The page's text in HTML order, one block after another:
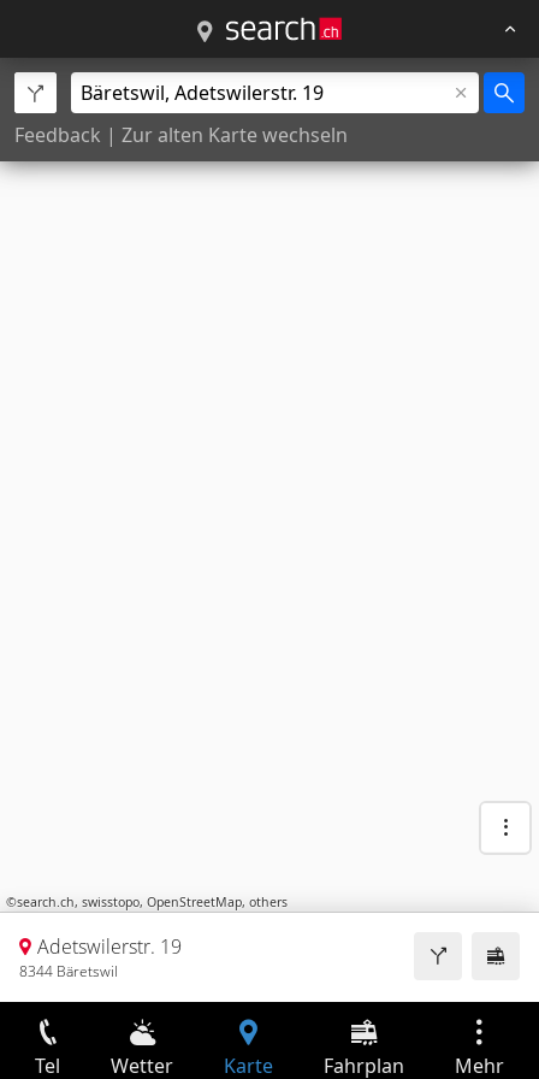
Feedback | Zur alten Karte wechseln
©search.ch, swisstopo, OpenStreetMap, others
Adetswilerstr. 19
8344 Bäretswil
Tel Wetter Karte Fahrplan Mehr